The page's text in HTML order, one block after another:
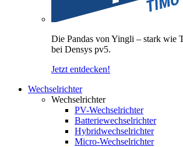
Die Pandas von Yingli – stark wie
bei Densys pv5.
Jetzt entdecken!
Wechselrichter
Wechselrichter
PV-Wechselrichter
Batteriewechselrichter
Hybridwechselrichter
Micro-Wechselrichter